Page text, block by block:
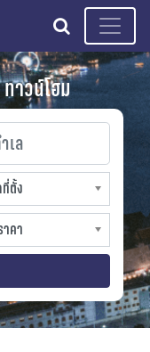
search
าวน์โฮม
ตั้ง
คา